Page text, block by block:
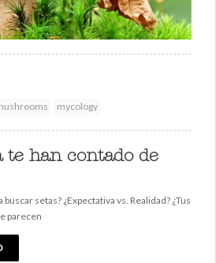
mycology
te han contado de
setas? ¿Expectativa vs. Realidad? ¿Tus
parecen